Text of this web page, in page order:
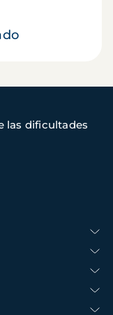
las dificultades